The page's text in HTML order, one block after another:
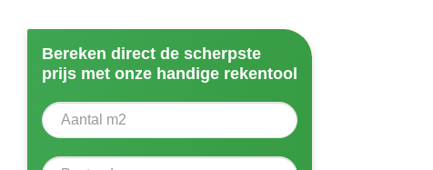
Bereken direct de scherpste
prijs met onze handige rekentool
Aantal vierkante meter
Postcode